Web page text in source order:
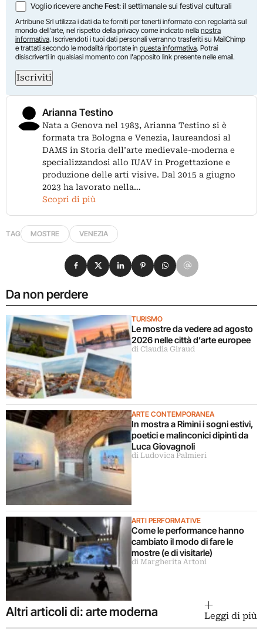
Voglio ricevere ancheFest: il settimanale sui festival culturali
Artribune Srl utilizza i dati da te forniti per tenerti informato con regolarità sul
mondo dell'arte, nel rispetto della privacy come indicato nella nostra
informativa. Iscrivendoti i tuoi dati personali verranno trasferiti su MailChimp
e trattati secondo le modalità riportate in questa informativa. Potrai
disiscriverti in qualsiasi momento con l'apposito link presente nelle email.
Iscriviti
Arianna Testino
Nata a Genova nel 1983, Arianna Testino si è
formata tra Bologna e Venezia, laureandosi al
DAMS in Storia dell’arte medievale-moderna e
specializzandosi allo IUAV in Progettazione e
produzione delle arti visive. Dal 2015 a giugno
2023 ha lavorato nella…
Scopri di più
TAG MOSTRE VENEZIA
Da non perdere
TURISMO
Le mostre da vedere ad agosto
2026 nelle città d’arte europee
di Claudia Giraud
ARTE CONTEMPORANEA
In mostra a Rimini i sogni estivi,
poetici e malinconici dipinti da
Luca Giovagnoli
di Ludovica Palmieri
ARTI PERFORMATIVE
Come le performance hanno
cambiato il modo di fare le
mostre (e di visitarle)
di Margherita Artoni
Condividi su Facebook
Condividi su X
Condividi su LinkedIn
Condividi su Pinterest
Condividi su WhatsApp
Condividi su Email
Altri articoli di: arte moderna Leggi di più